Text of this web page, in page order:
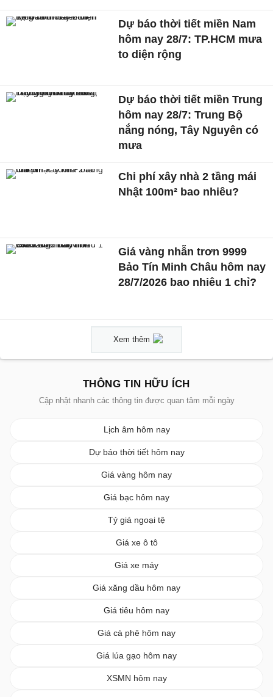
Dự báo thời tiết miền Nam
hôm nay 28/7: TP.HCM mưa
to diện rộng
Dự báo thời tiết miền Trung
hôm nay 28/7: Trung Bộ
nắng nóng, Tây Nguyên có
mưa
Chi phí xây nhà 2 tầng mái
Nhật 100m² bao nhiêu?
Giá vàng nhẫn trơn 9999
Bảo Tín Minh Châu hôm nay
28/7/2026 bao nhiêu 1 chỉ?
Xem thêm
THÔNG TIN HỮU ÍCH
Cập nhật nhanh các thông tin được quan tâm mỗi ngày
Lịch âm hôm nay
Dự báo thời tiết hôm nay
Giá vàng hôm nay
Giá bạc hôm nay
Tỷ giá ngoại tệ
Giá xe ô tô
Giá xe máy
Giá xăng dầu hôm nay
Giá tiêu hôm nay
Giá cà phê hôm nay
Giá lúa gạo hôm nay
XSMN hôm nay